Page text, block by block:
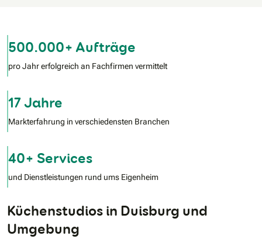
500.000+ Aufträge
pro Jahr erfolgreich an Fachfirmen vermittelt
17 Jahre
Markterfahrung in verschiedensten Branchen
40+ Services
und Dienstleistungen rund ums Eigenheim
Küchenstudios in Duisburg und
Umgebung